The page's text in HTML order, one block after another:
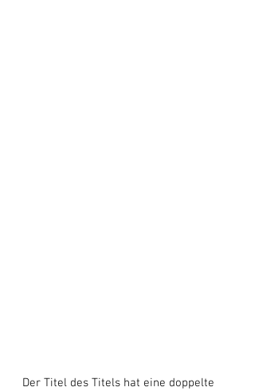
Der Titel des Titels hat eine doppelte